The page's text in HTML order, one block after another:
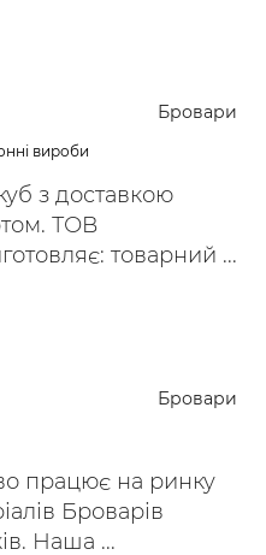
Бровари
вироби
з доставкою
ТОВ
товарний ...
Бровари
працює на ринку
Броварів
Наша ...